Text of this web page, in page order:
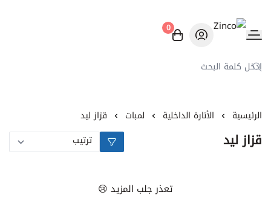
Zinco
0
الرئيسية الأنارة الداخلية لمبات قزاز ليد
قزاز ليد
تعذر جلب المزيد 😢